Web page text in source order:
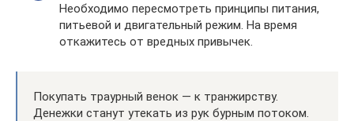
Необходимо пересмотреть принципы питания,
питьевой и двигательный режим. На время
откажитесь от вредных привычек.
Покупать траурный венок — к транжирству.
Денежки станут утекать из рук бурным потоком.